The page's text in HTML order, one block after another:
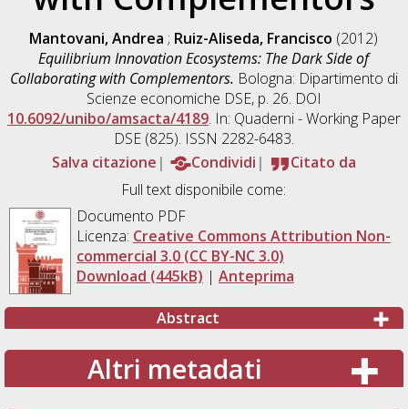
Mantovani, Andrea; Ruiz-Aliseda, Francisco (2012)
Equilibrium Innovation Ecosystems: The Dark Side of
Collaborating with Complementors. Bologna: Dipartimento di
Scienze economiche DSE, p. 26. DOI
10.6092/unibo/amsacta/4189. In: Quaderni - Working Paper
DSE (825). ISSN 2282-6483.
Salva citazione
Condividi
Citato da
Full text disponibile come:
Documento PDF
Licenza: Creative Commons Attribution Non-
commercial 3.0 (CC BY-NC 3.0)
Download (445kB) | Anteprima
Abstract
Altri metadati